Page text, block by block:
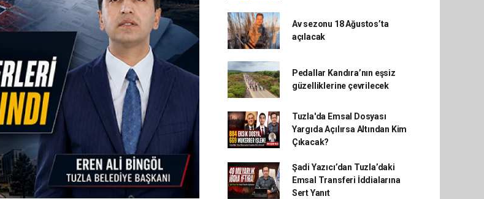
Av sezonu 18 Ağustos’ta
açılacak
Pedallar Kandıra’nın eşsiz
güzelliklerine çevrilecek
Tuzla'da Emsal Dosyası
Yargıda Açılırsa Altından Kim
Çıkacak?
Şadi Yazıcı’dan Tuzla’daki
Emsal Transferi İddialarına
Sert Yanıt